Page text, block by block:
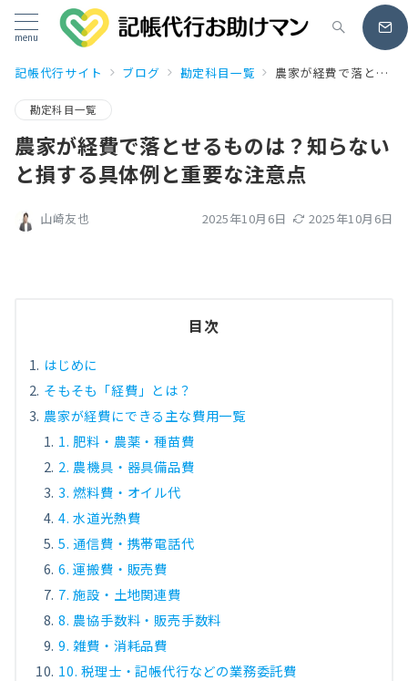
menu
記帳代行サイト ブログ 勘定科目一覧 農家が経費で落とせるものは？知らないと損する具体例と重要な注意点
勘定科目一覧
農家が経費で落とせるものは？知らない
と損する具体例と重要な注意点
2025年10月6日 2025年10月6日
山崎友也
目次
はじめに
そもそも「経費」とは？
農家が経費にできる主な費用一覧
1. 肥料・農薬・種苗費
2. 農機具・器具備品費
3. 燃料費・オイル代
4. 水道光熱費
5. 通信費・携帯電話代
6. 運搬費・販売費
7. 施設・土地関連費
8. 農協手数料・販売手数料
9. 雑費・消耗品費
10. 税理士・記帳代行などの業務委託費